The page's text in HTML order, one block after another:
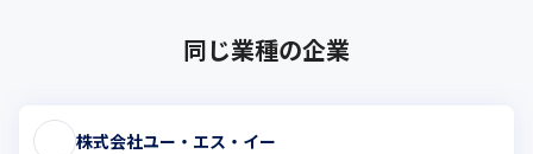
同じ業種の企業
株式会社ユー・エス・イー